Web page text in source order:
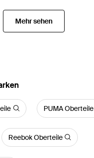
Mehr sehen
PUMA Oberteile
Reebok Oberteile